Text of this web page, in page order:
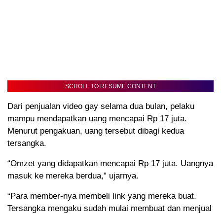
SCROLL TO RESUME CONTENT
Dari penjualan video gay selama dua bulan, pelaku
mampu mendapatkan uang mencapai Rp 17 juta.
Menurut pengakuan, uang tersebut dibagi kedua
tersangka.
“Omzet yang didapatkan mencapai Rp 17 juta. Uangnya
masuk ke mereka berdua,” ujarnya.
“Para member-nya membeli link yang mereka buat.
Tersangka mengaku sudah mulai membuat dan menjual